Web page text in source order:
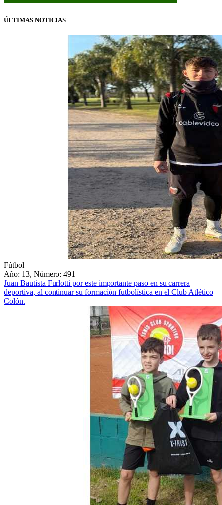
ÚLTIMAS NOTICIAS
Fútbol
Año: 13, Número: 491
Juan Bautista Furlotti por este importante paso en su carrera
deportiva, al continuar su formación futbolística en el Club Atlético
Colón.